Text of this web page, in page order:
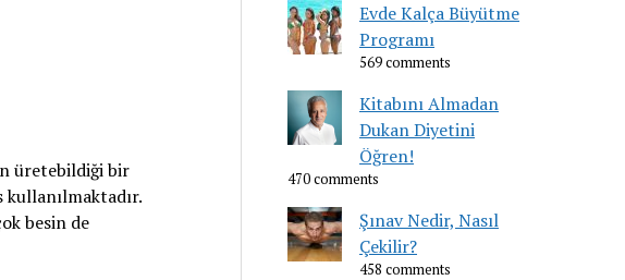
üretebildiği bir
besin de
Evde Kalça Büyütme
Programı
569 comments
Kitabını Almadan
Dukan Diyetini
Öğren!
470 comments
Şınav Nedir, Nasıl
Çekilir?
458 comments